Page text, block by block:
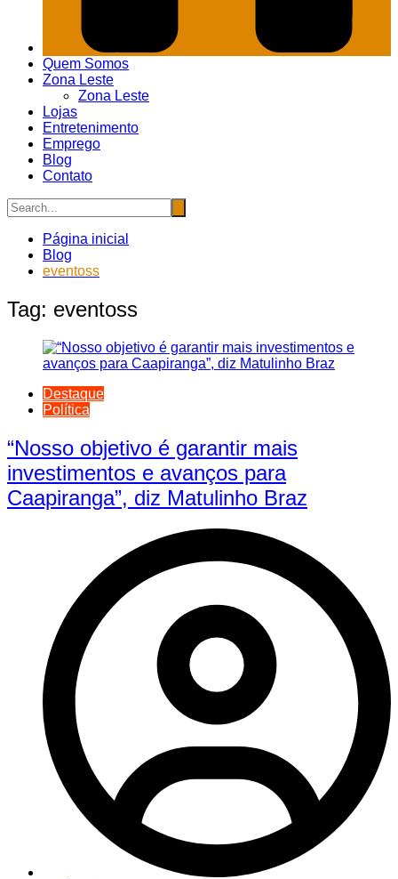
Quem Somos
Zona Leste
Zona Leste
Lojas
Entretenimento
Emprego
Blog
Contato
Página inicial
Blog
eventoss
Tag: eventoss
Destaque
Política
“Nosso objetivo é garantir mais
investimentos e avanços para
Caapiranga”, diz Matulinho Braz